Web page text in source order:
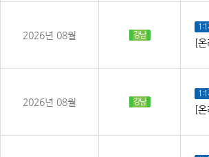
2026년 08월 강남
1:1
[
2026년 08월 강남
1:1
[